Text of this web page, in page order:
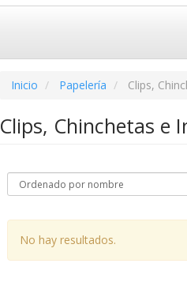
Inicio Papelería Clips,
Clips, Chinchetas e
No hay resultados.